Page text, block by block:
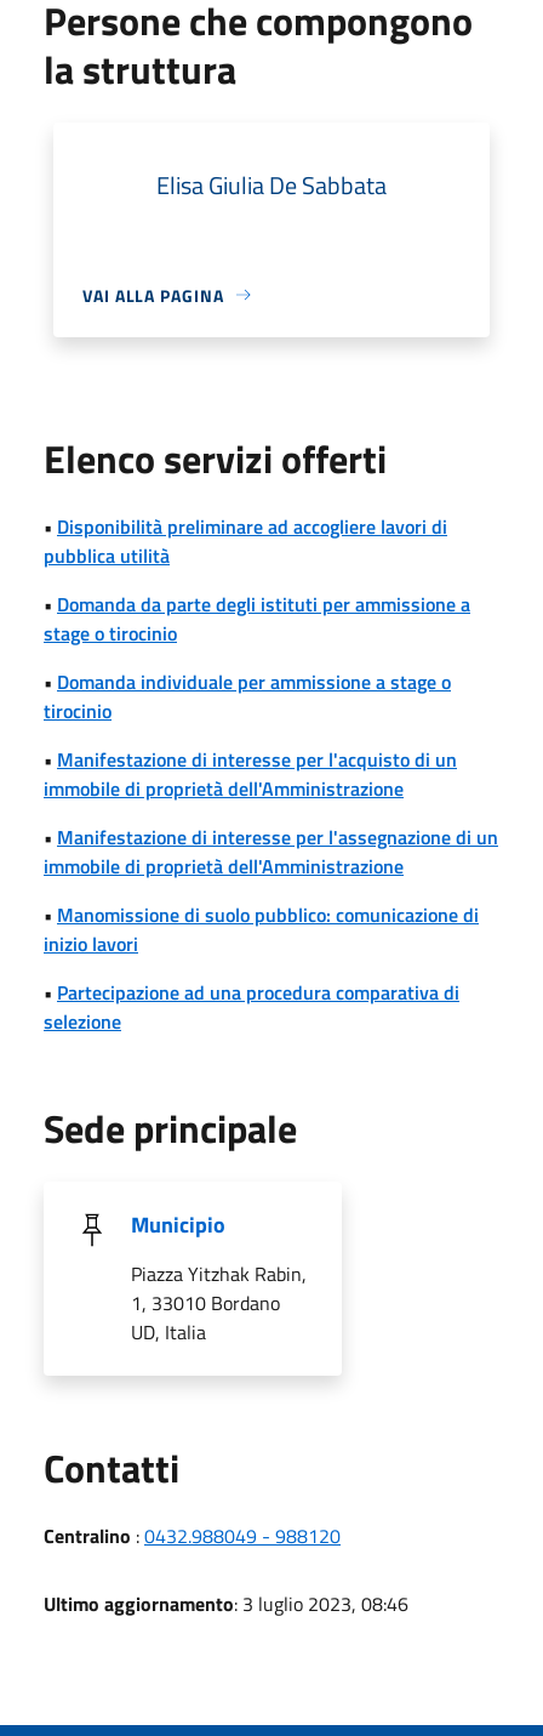
Persone che compongono
la struttura
Elisa Giulia De Sabbata
VAI ALLA PAGINA
Elenco servizi offerti
• Disponibilità preliminare ad accogliere lavori di
pubblica utilità
• Domanda da parte degli istituti per ammissione a
stage o tirocinio
• Domanda individuale per ammissione a stage o
tirocinio
• Manifestazione di interesse per l'acquisto di un
immobile di proprietà dell'Amministrazione
• Manifestazione di interesse per l'assegnazione di un
immobile di proprietà dell'Amministrazione
• Manomissione di suolo pubblico: comunicazione di
inizio lavori
• Partecipazione ad una procedura comparativa di
selezione
Sede principale
Municipio
Piazza Yitzhak Rabin,
1, 33010 Bordano
UD, Italia
Contatti
Centralino :0432.988049 - 988120
Ultimo aggiornamento: 3 luglio 2023, 08:46